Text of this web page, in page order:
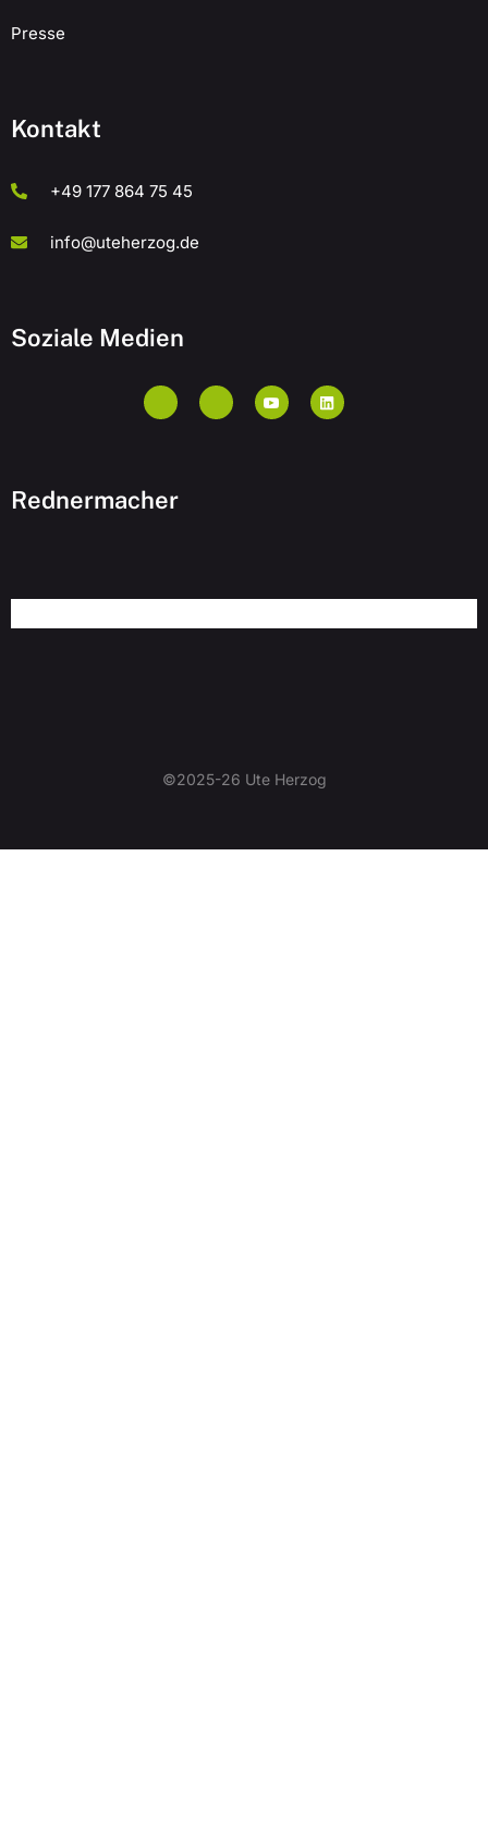
Presse
Kontakt
+49 177 864 75 45
info@uteherzog.de
Soziale Medien
Rednermacher
©2025-26 Ute Herzog